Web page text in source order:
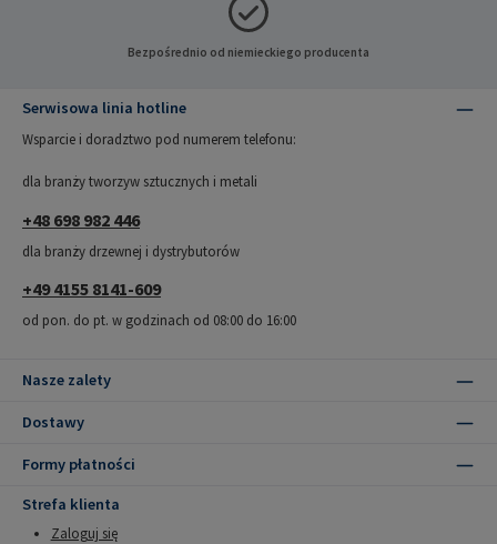
Bezpośrednio od niemieckiego producenta
Serwisowa linia hotline
Wsparcie i doradztwo pod numerem telefonu:
dla branży tworzyw sztucznych i metali
+48 698 982 446
dla branży drzewnej i dystrybutorów
+49 4155 8141-609
od pon. do pt. w godzinach od 08:00 do 16:00
Nasze zalety
Dostawy
Formy płatności
Strefa klienta
Zaloguj się